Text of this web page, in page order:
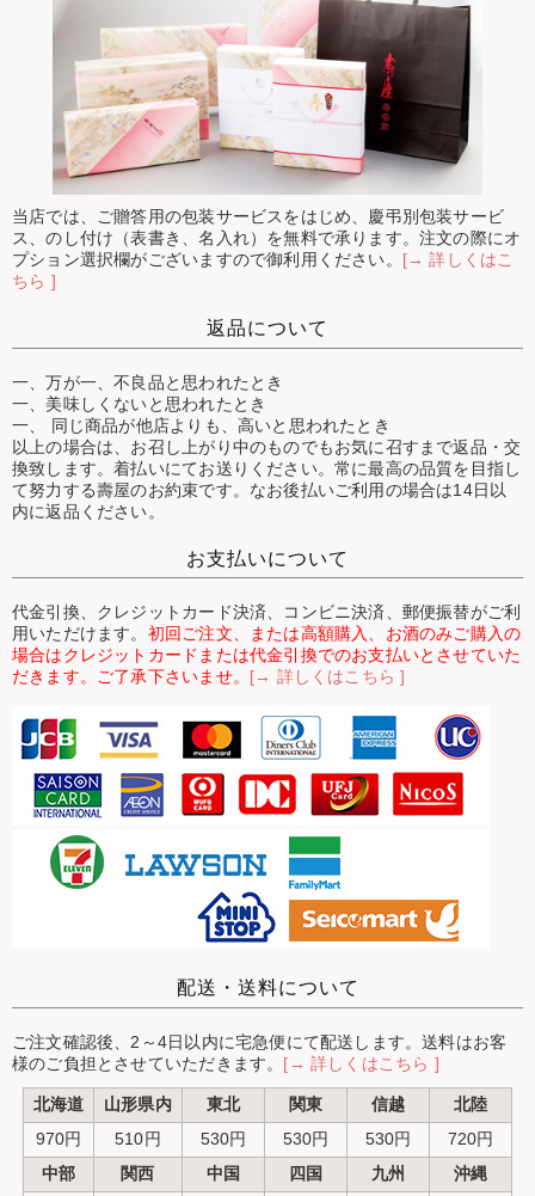
当店では、ご贈答用の包装サービスをはじめ、慶弔別包装サービ
ス、のし付け（表書き、名入れ）を無料で承ります。注文の際にオ
プション選択欄がございますので御利用ください。 [→ 詳しくはこ
ちら ]
返品について
一、万が一、不良品と思われたとき
一、美味しくないと思われたとき
一、 同じ商品が他店よりも、高いと思われたとき
以上の場合は、お召し上がり中のものでもお気に召すまで返品・交
換致します。着払いにてお送りください。常に最高の品質を目指し
て努力する壽屋のお約束です。なお後払いご利用の場合は14日以
内に返品ください。
お支払いについて
代金引換、クレジットカード決済、コンビニ決済、郵便振替がご利
用いただけます。 初回ご注文、または高額購入、お酒のみご購入の
場合はクレジットカードまたは代金引換でのお支払いとさせていた
だきます。ご了承下さいませ。 [→ 詳しくはこちら ]
配送・送料について
ご注文確認後、2～4日以内に宅急便にて配送します。送料はお客
様のご負担とさせていただきます。 [→ 詳しくはこちら ]
北海道 山形県内 東北 関東 信越
北陸
970円
510円 530円 530円 530円
720円
中部
関西 中国 四国 九州 沖縄